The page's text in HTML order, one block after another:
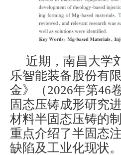
近期，南昌大学
乐智能装备股份有
金》（2026年第46
固态压铸成形研究
材料半固态压铸的
重点介绍了半固态
缺陷及工业化现状。